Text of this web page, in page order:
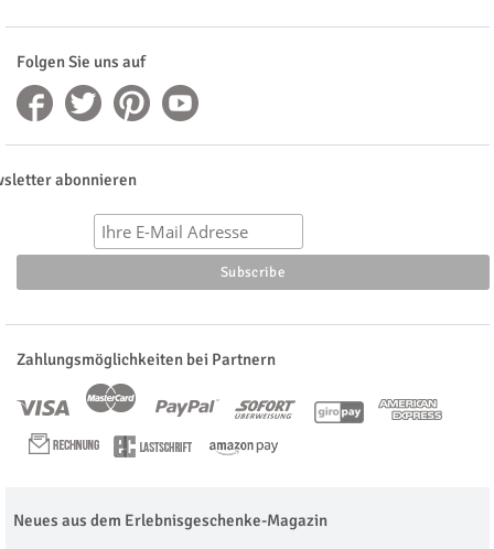
Folgen Sie uns auf
abonnieren
Zahlungsmöglichkeiten bei Partnern
Neues aus dem Erlebnisgeschenke-Magazin